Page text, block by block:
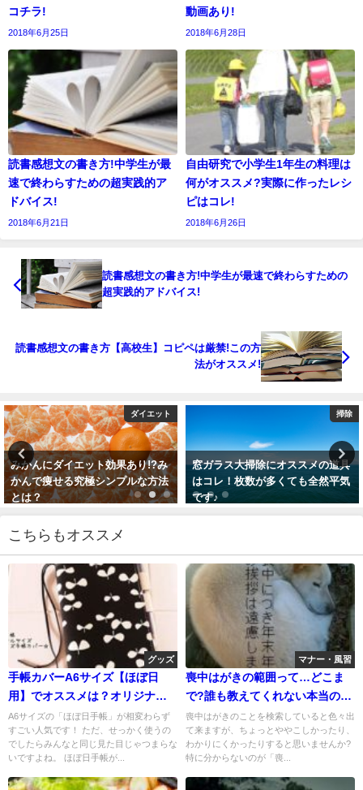
コチラ!
2018年6月25日
動画あり!
2018年6月28日
読書感想文の書き方!中学生が最
速で終わらすための超実践的ア
ドバイス!
2018年6月21日
自由研究で小学生1年生の料理は
何がオススメ?実際に作ったレシ
ピはコレ!
2018年6月26日
読書感想文の書き方!中学生が最速で終わらすための
超実践的アドバイス!
読書感想文の書き方【高校生】コピペは厳禁!この方
法がオススメ!
ダイエット
みかんにダイエット効果あり!?み
かんで痩せる究極シンプルな方法
とは？
掃除
窓ガラス大掃除にオススメの道具
はコレ！枚数が多くても全然平気
です♪
こちらもオススメ
グッズ
手帳カバーA6サイズ【ほぼ日
用】でオススメは？オリジナル
のピッタリサイズ発見！
A6サイズの「ほぼ日手帳」が相変わらず
すごい人気です！ ただ、せっかく使うの
でしたらみんなと同じ見た目じゃつまらな
いですよね。 ほぼ日手帳が...
マナー・風習
喪中はがきの範囲って…どこま
で?誰も教えてくれない本当のと
ころを大公開!
喪中はがきのことを検索していると色々出
て来ますが、ちょっとややこしかったり、
わかりにくかったりすると思いませんか?
特に分からないのが「喪...